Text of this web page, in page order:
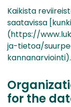
Kaikista
saatavissa
(https://
ja-tietoa/
kannanarviointi).
for the